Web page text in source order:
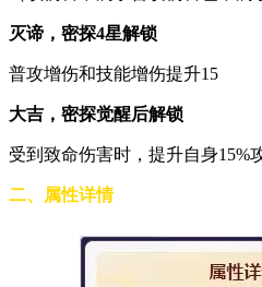
灭谛，密探4星解锁
普攻增伤和技能增伤提升15
大吉，密探觉醒后解锁
受到致命伤害时，提升自身15%
二、属性详情